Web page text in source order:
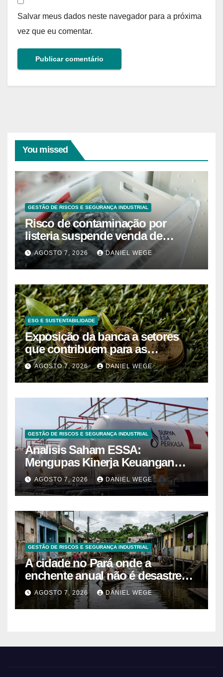
Salvar meus dados neste navegador para a próxima
vez que eu comentar.
You missed
GESTÃO DE RISCOS E SEGURANÇA INDUSTRIAL
Risco de contaminação por
listeria suspende venda de
mirtilos em fábricas da América
do Norte – Mix Vale
AGOSTO 7, 2026 DANIEL WEGE
ESG E SUSTENTABILIDADE
Exposição da banca a setores
que contribuem para as
alterações climáticas mantém-se
nos 62%
AGOSTO 7, 2026 DANIEL WEGE
GESTÃO DE RISCOS E SEGURANÇA INDUSTRIAL
Analisis Saham ESSA:
Mengupas Kinerja Keuangan
ESSA Semester I 2026
AGOSTO 7, 2026 DANIEL WEGE
GESTÃO DE RISCOS E SEGURANÇA INDUSTRIAL
A cidade no Pará onde a
enchente anual não é desastre
mas calendário, as casas são
projetadas com o primeiro andar
descartável, o comércio sobe as
constrói nessa lógica há 40 anos
AGOSTO 7, 2026 DANIEL WEGE